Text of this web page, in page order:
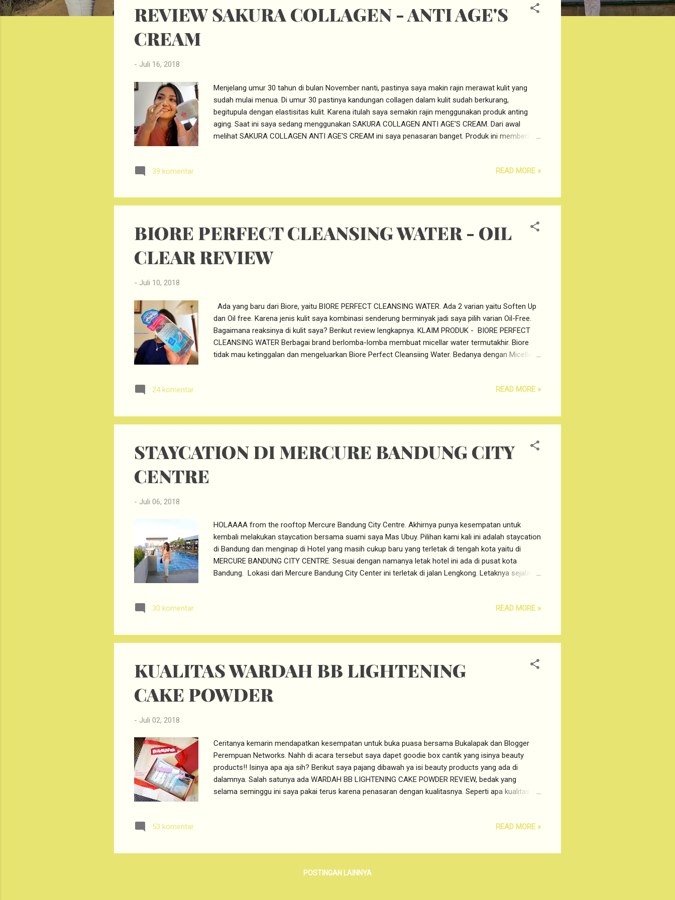
REVIEW SAKURA COLLAGEN - ANTI AGE'S
CREAM
- Juli 16, 2018
Menjelang umur 30 tahun di bulan November nanti, pastinya saya makin rajin merawat kulit yang
sudah mulai menua. Di umur 30 pastinya kandungan collagen dalam kulit sudah berkurang,
begitupula dengan elastisitas kulit. Karena itulah saya semakin rajin menggunakan produk anting
aging. Saat ini saya sedang menggunakan SAKURA COLLAGEN ANTI AGE'S CREAM. Dari awal
melihat SAKURA COLLAGEN ANTI AGE'S CREAM ini saya penasaran banget. Produk ini memberi
Jar berbentuk bulat dengan warna silver. Packagingnya terlihat bulky (tebal dan besar) dan kurang
menggambarkan perempuan masa kini. Saya suka karena produk SAKURA COLLAGEN ANTI AGE'S
CREAM ini mencantumkan tanggal kadaluarsanya den...
39 komentar READ MORE »
BIORE PERFECT CLEANSING WATER - OIL
CLEAR REVIEW
- Juli 10, 2018
Ada yang baru dari Biore, yaitu BIORE PERFECT CLEANSING WATER. Ada 2 varian yaitu Soften Up
dan Oil free. Karena jenis kulit saya kombinasi senderung berminyak jadi saya pilih varian Oil-Free.
Bagaimana reaksinya di kulit saya? Berikut review lengkapnya. KLAIM PRODUK - BIORE PERFECT
CLEANSING WATER Berbagai brand berlomba-lomba membuat micellar water termutakhir. Biore
tidak mau ketinggalan dan mengeluarkan Biore Perfect Cleansiing Water. Bedanya dengan Micellar
berasal dari mata air dan teknologi Jepang. Klaim produk dari Biore Perfect Clenasing Water ini
kulit) - Smooth Bright Skin (Kulit halus dan lebih cerah) - Oil Clear (Mengangkat Minyak berlebih) Jadi
Biore Perfect Cle...
24 komentar READ MORE »
STAYCATION DI MERCURE BANDUNG CITY
CENTRE
- Juli 06, 2018
HOLAAAA from the rooftop Mercure Bandung City Centre. Akhirnya punya kesempatan untuk
kembali melakukan staycation bersama suami saya Mas Ubuy. Pilihan kami kali ini adalah staycation
di Bandung dan menginap di Hotel yang masih cukup baru yang terletak di tengah kota yaitu di
MERCURE BANDUNG CITY CENTRE. Sesuai dengan namanya letak hotel ini ada di pusat kota
Bandung. Lokasi dari Mercure Bandung City Center ini terletak di jalan Lengkong. Letaknya sejalan
Saya suka dengan design Hotel MERCURE BANDUNG CITY CENTRE ini karena minimalis dan
ataupun keluarga muda yang ingin staycation ke sini. Penasaran dengan kamarnya???? kamarnya
simple dengan dom...
30 komentar READ MORE »
KUALITAS WARDAH BB LIGHTENING
CAKE POWDER
- Juli 02, 2018
Ceritanya kemarin mendapatkan kesempatan untuk buka puasa bersama Bukalapak dan Blogger
Perempuan Networks. Nahh di acara tersebut saya dapet goodie box cantik yang isinya beauty
products!! Isinya apa aja sih? Berikut saya pajang dibawah ya isi beauty products yang ada di
dalamnya. Salah satunya ada WARDAH BB LIGHTENING CAKE POWDER REVIEW, bedak yang
selama seminggu ini saya pakai terus karena penasaran dengan kualitasnya. Seperti apa kualitas
Kulit Wajah. Memiliki SPF 14 PA++ Mengandung Oil balancing beads. Memiliki UV Light
53 komentar READ MORE »
POSTINGAN LAINNYA